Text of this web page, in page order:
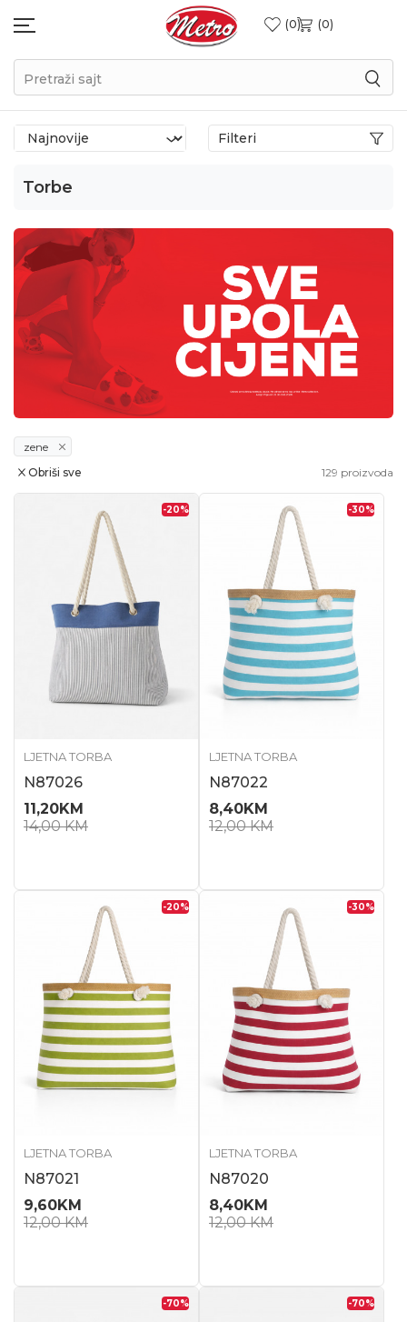
0 0
Pretraži sajt
Torbe
Filteri
zene
129 proizvoda
Obriši sve
-20%
LJETNA TORBA
N87026
11,20KM
14,00KM
-30%
LJETNA TORBA
N87022
8,40KM
12,00KM
-20%
LJETNA TORBA
N87021
9,60KM
12,00KM
-30%
LJETNA TORBA
N87020
8,40KM
12,00KM
-70% -70%